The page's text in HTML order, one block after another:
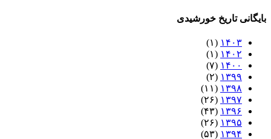
بایگانی تاریخ خورشیدی
۱۴۰۳ (۱)
۱۴۰۲ (۱)
۱۴۰۰ (۷)
۱۳۹۹ (۲)
۱۳۹۸ (۱۱)
۱۳۹۷ (۲۶)
۱۳۹۶ (۴۳)
۱۳۹۵ (۲۶)
۱۳۹۴ (۵۳)